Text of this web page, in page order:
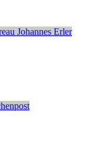
Johannes Erler